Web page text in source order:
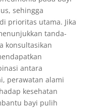
sehingga
prioritas utama. Jika
tanda-
konsultasikan
antara
perawatan alami
kesehatan
bayi pulih